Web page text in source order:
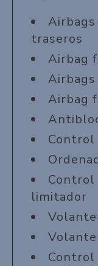
traseros
Airbag
Airbag
Control
Control
limitador
Control